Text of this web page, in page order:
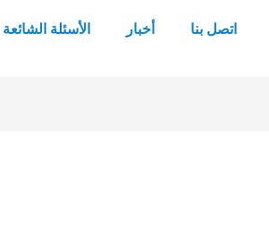
الأسئلة الشائعة أخبار اتصل بنا